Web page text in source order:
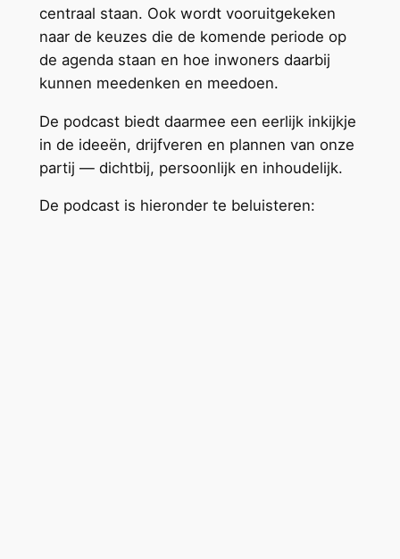
centraal staan. Ook wordt vooruitgekeken
naar de keuzes die de komende periode op
de agenda staan en hoe inwoners daarbij
kunnen meedenken en meedoen.
De podcast biedt daarmee een eerlijk inkijkje
in de ideeën, drijfveren en plannen van onze
partij — dichtbij, persoonlijk en inhoudelijk.
De podcast is hieronder te beluisteren: